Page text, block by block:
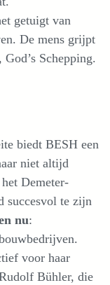
getuigt van
De mens grijpt
Schepping.
biedt BESH een
niet altijd
Demeter-
succesvol te zijn
nu:
voor haar
Bühler, die